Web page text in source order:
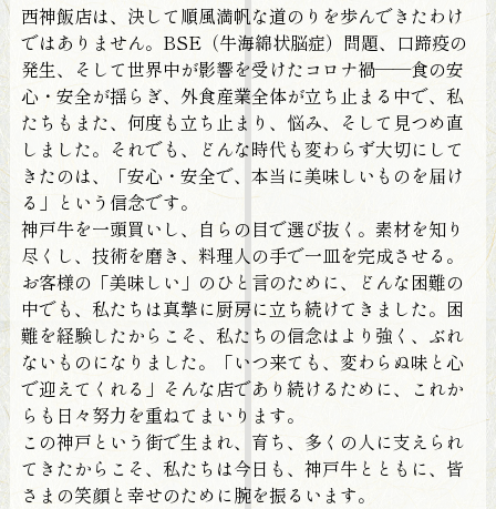
西神飯店は、決して順風満帆な道のりを歩んできたわけ
ではありません。BSE（牛海綿状脳症）問題、口蹄疫の
発生、そして世界中が影響を受けたコロナ禍——食の安
心・安全が揺らぎ、外食産業全体が立ち止まる中で、私
たちもまた、何度も立ち止まり、悩み、そして見つめ直
しました。それでも、どんな時代も変わらず大切にして
きたのは、「安心・安全で、本当に美味しいものを届け
る」という信念です。
神戸牛を一頭買いし、自らの目で選び抜く。素材を知り
尽くし、技術を磨き、料理人の手で一皿を完成させる。
お客様の「美味しい」のひと言のために、どんな困難の
中でも、私たちは真摯に厨房に立ち続けてきました。困
難を経験したからこそ、私たちの信念はより強く、ぶれ
ないものになりました。「いつ来ても、変わらぬ味と心
で迎えてくれる」そんな店であり続けるために、これか
らも日々努力を重ねてまいります。
この神戸という街で生まれ、育ち、多くの人に支えられ
てきたからこそ、私たちは今日も、神戸牛とともに、皆
さまの笑顔と幸せのために腕を振るいます。